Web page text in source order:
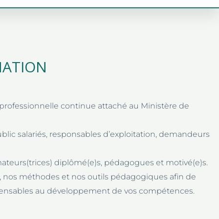
continue attaché au Ministère de
salariés, responsables d’exploitation, demandeurs
diplômé(e)s, pédagogues et motivé(e)s.
méthodes et nos outils pédagogiques afin de
au développement de vos compétences.